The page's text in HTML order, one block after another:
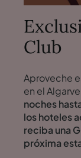
Club
Aproveche
en el
noches
los hoteles
reciba una
próxima